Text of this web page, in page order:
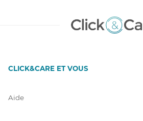
CLICK&CARE ET VOUS
Aide